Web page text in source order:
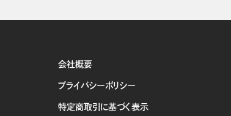
会社概要
プライバシーポリシー
特定商取引に基づく表示